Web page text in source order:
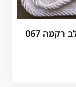
067